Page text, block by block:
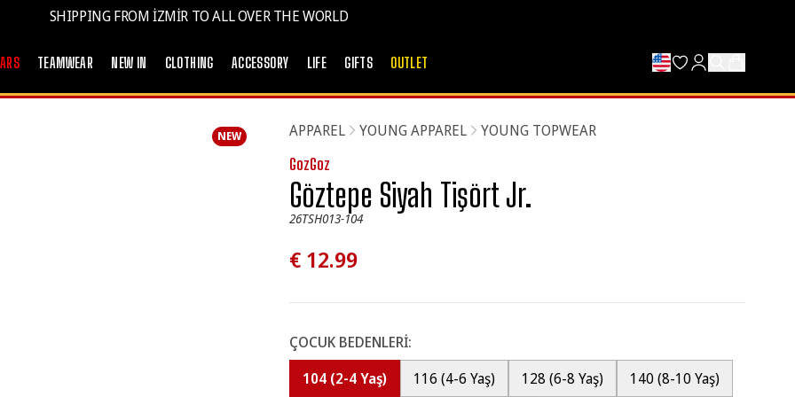
SHIPPING FROM İZMİR TO ALL OVER THE WORLD
TEAMWEAR NEW IN CLOTHING ACCESSORY LIFE GIFTS OUTLET
NEW APPAREL YOUNG APPAREL
YOUNG TOPWEAR
GozGoz
Göztepe Siyah Tişört Jr.
26TSH013-104
€ 12.99
ÇOCUK BEDENLERİ:
104 (2-4 Yaş)
116 (4-6 Yaş) 128 (6-8 Yaş)
140 (8-10 Yaş)